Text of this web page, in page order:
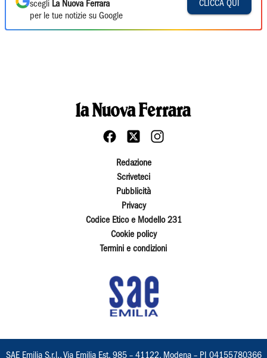
scegli La Nuova Ferrara
per le tue notizie su Google
CLICCA QUI
Redazione
Scriveteci
Pubblicità
Privacy
Codice Etico e Modello 231
Cookie policy
Termini e condizioni
SAE Emilia S.r.l., Via Emilia Est, 985 – 41122, Modena – PI 04155780366